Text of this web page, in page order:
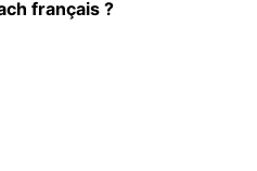
français ?